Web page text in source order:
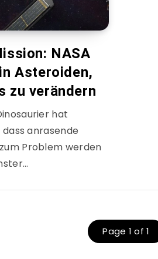
NASA
Asteroiden,
zu verändern
hat
anrasende
Problem werden
Page 1 of 1